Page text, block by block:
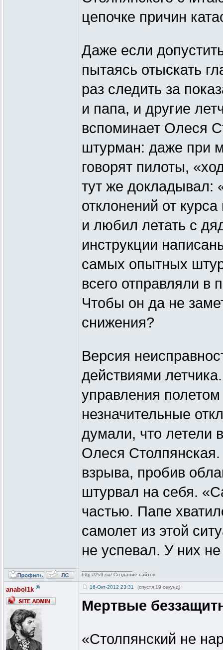
цепочке причин
Даже если
пытаясь отыскать
раз следить за
и папа, и другие
вспоминает Олеся
штурман: даже при
говорят пилоты,
тут же докладывал:
отклонений от
и любил летать с
инструкции
самых опытных
всего отправляли в
Чтобы он да не
снижения?
Версия
действиями
управления
незначительные
думали, что летели
Олеся
взрыва, пробив
штурвал на себя.
частью. Папе
самолет из этой
не успевал. У них
http://2v3.su/ Создание сайтов
anabol1k ® 16-Окт-2012 23:31 (спустя 19 секунд)
Мертвые
«Столпянский не